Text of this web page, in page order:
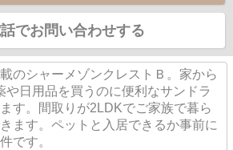
でお問い合わせする
のシャーメゾンクレストＢ。家から
や日用品を買うのに便利なサンドラ
す。間取りが2LDKでご家族で暮ら
ます。ペットと入居できるか事前に
です。